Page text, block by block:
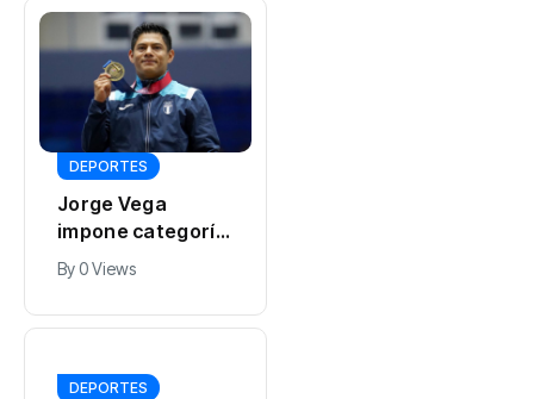
DEPORTES
Jorge Vega
impone categoría
y gana oro en
Santo Domingo
2026
By0 Views
DEPORTES